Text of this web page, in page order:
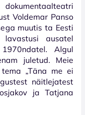
Voldemar Panso
muutis ta Eesti
ausatel
Algul
juletud. Meie
„Täna me ei
näitlejatest
ja Tatjana